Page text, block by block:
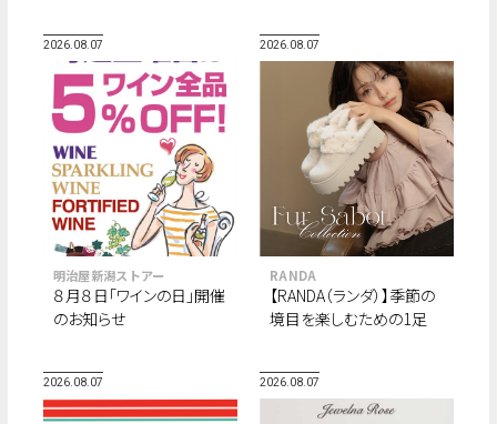
2026.08.07
明治屋新潟ストアー
８月８日「ワインの日」開催
のお知らせ
2026.08.07
RANDA
【RANDA（ランダ）】季節の
境目を楽しむための1足
2026.08.07 2026.08.07